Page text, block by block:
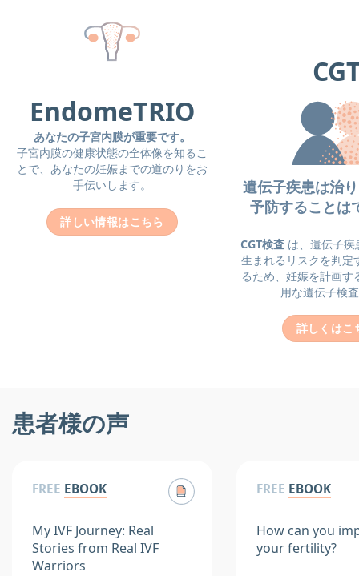
EndomeTRIO
あなたの子宮内膜が重要です。
子宮内膜の健康状態の全体像を知るこ
とで、あなたの妊娠までの道のりをお
手伝いします。
詳しい情報はこちら
遺伝子疾患は治
予防することは
CGT検査は、遺伝子疾
生まれるリスクを判定
るため、妊娠を計画す
用な遺伝子検
詳しくはこ
患者様の声
FREE EBOOK
My IVF Journey: Real
Stories from Real IVF
Warriors
FREE EBOOK
How can you
your fertility?